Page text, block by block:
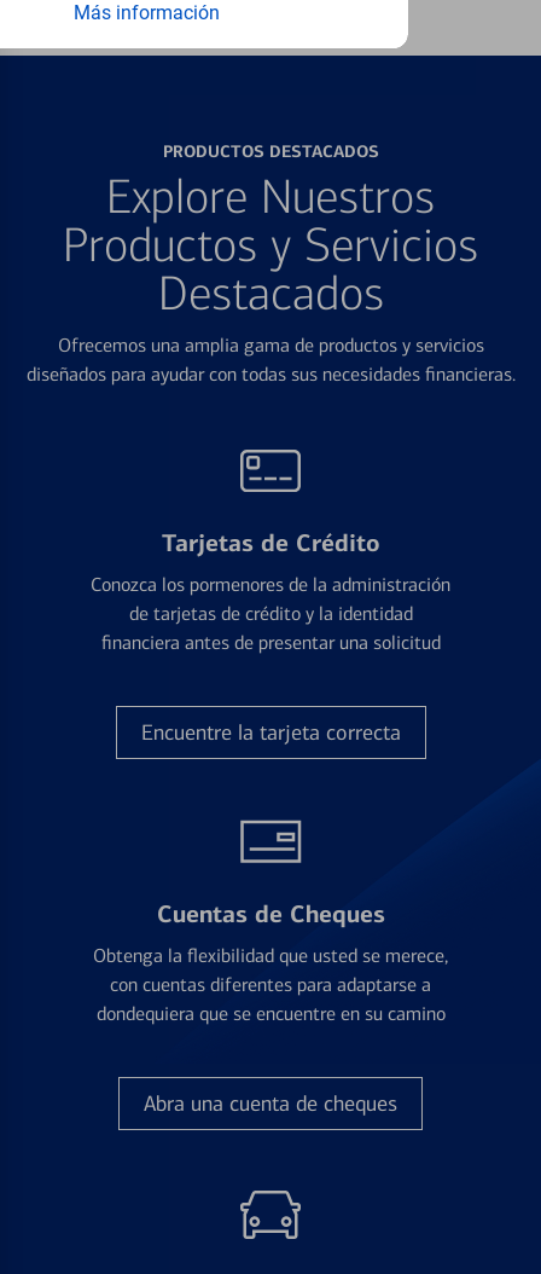
Más información
PRODUCTOS DESTACADOS
Explore Nuestros
Productos y Servicios
Destacados
Ofrecemos una amplia gama de productos y servicios
diseñados para ayudar con todas sus necesidades financieras.
Tarjetas de Crédito
Conozca los pormenores de la administración
de tarjetas de crédito y la identidad
financiera antes de presentar una solicitud
Encuentre la tarjeta correcta
Cuentas de Cheques
Obtenga la flexibilidad que usted se merece,
con cuentas diferentes para adaptarse a
dondequiera que se encuentre en su camino
Abra una cuenta de cheques